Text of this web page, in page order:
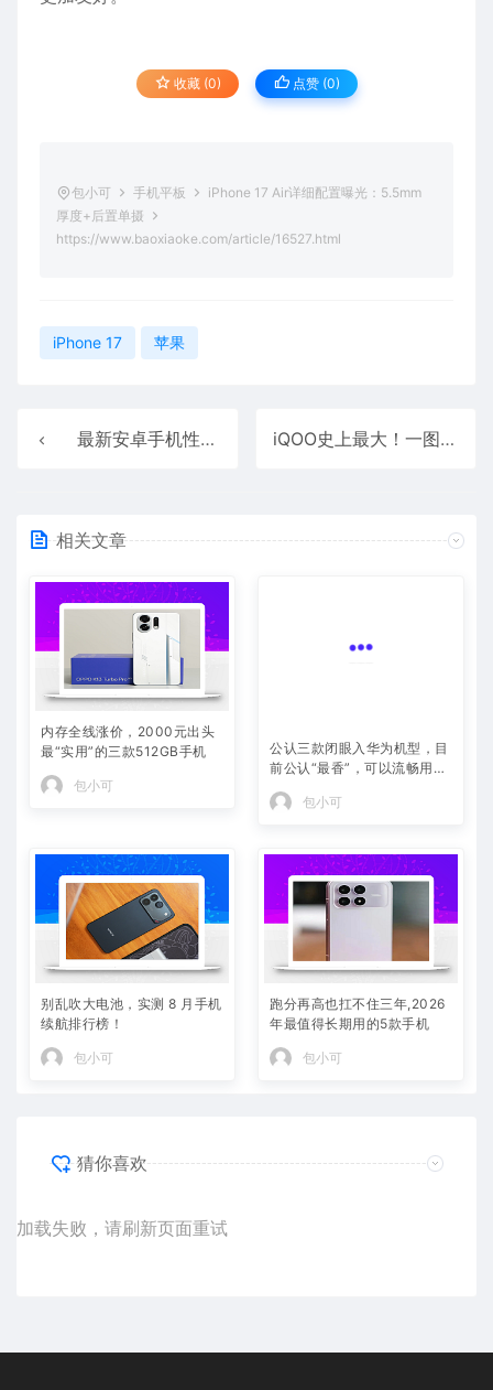
收藏 (0) 点赞 (0)
包小可 手机平板
iPhone 17 Air详细配置曝光：5.5mm
厚度+后置单摄
https://www.baoxiaoke.com/article/16527.html
iPhone 17 苹果
最新安卓手机性能榜发布：红魔10S Pro+稳居第一 iQOO史上最大！一图看懂Z10 Turbo+ 8000mAh电池：-20℃也能用
相关文章
内存全线涨价，2000元出头
最“实用”的三款512GB手机
包小可
前公认“最香”，可以流畅用四
年
续航排行榜！
年最值得长期用的5款手机